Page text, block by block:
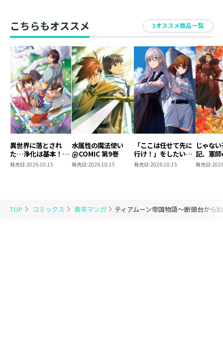
TOP コミックス 青年マンガ ティアムーン帝国物語～断頭台から
き】
こちらもオススメ オススメ商品一覧
異世界に落とされ
た…浄化は基本！
@COMIC 第7巻
発売日:2026.10.15
水属性の魔法使い
@COMIC 第9巻
発売日:2026.10.15
「ここは任せて先に
行け！」をしたい死
にたがりの望まぬ宇
宙下剋上@COMIC
発売日:2026.10.15
じゃな
記。軍
われま
発売日: